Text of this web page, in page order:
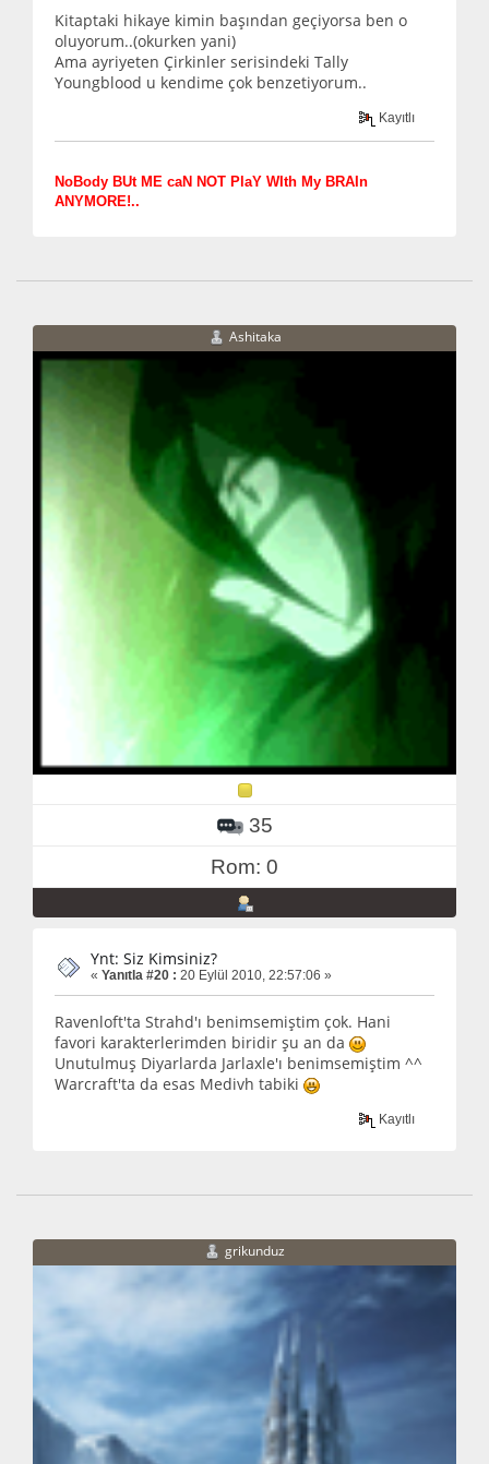
Kitaptaki hikaye kimin başından geçiyorsa ben o
oluyorum..(okurken yani)
Ama ayriyeten Çirkinler serisindeki Tally
Youngblood u kendime çok benzetiyorum..
Kayıtlı
NoBody BUt ME caN NOT PlaY WIth My BRAIn
ANYMORE!..
Ashitaka
35
Rom: 0
Ynt: Siz Kimsiniz?
« Yanıtla #20 : 20 Eylül 2010, 22:57:06 »
Ravenloft'ta Strahd'ı benimsemiştim çok. Hani
favori karakterlerimden biridir şu an da
Unutulmuş Diyarlarda Jarlaxle'ı benimsemiştim ^^
Warcraft'ta da esas Medivh tabiki
Kayıtlı
grikunduz